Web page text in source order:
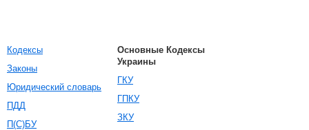
Кодексы
Законы
Юридический словарь
ПДД
П(С)БУ
Основные Кодексы
Украины
ГКУ
ГПКУ
ЗКУ